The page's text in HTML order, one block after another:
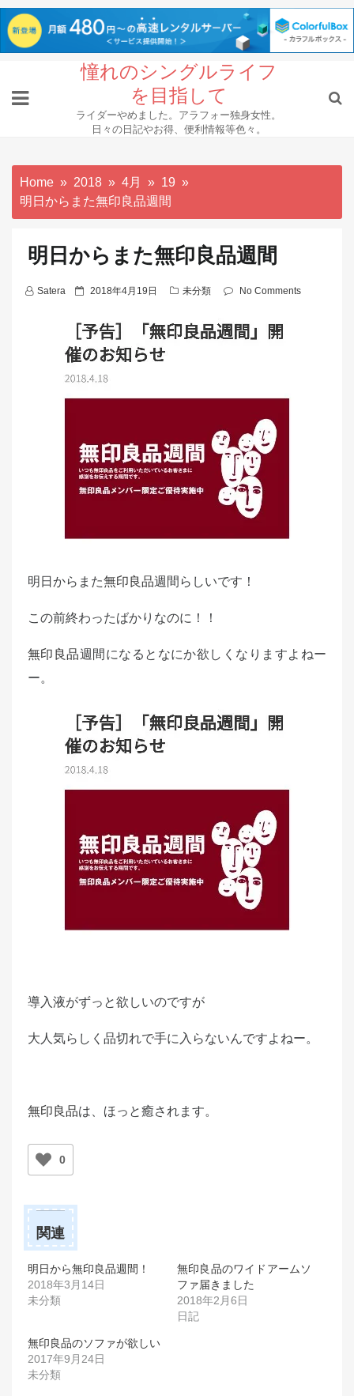
content
憧れのシングルライフ
を目指して
ライダーやめました。アラフォー独身女性。
日々の日記やお得、便利情報等色々。
Home 2018 4月
19
明日からまた無印良品週間
明日からまた無印良品週間
Satera
P
s
d
2018年4月19日 未分類 No Comments
明日からまた無印良品週間らしいです！
この前終わったばかりなのに！！
無印良品週間になるとなにか欲しくなりますよねー
ー。
導入液がずっと欲しいのですが
大人気らしく品切れで手に入らないんですよねー。
無印良品は、ほっと癒されます。
0
関連
明日から無印良品週間！
2018年3月14日
未分類
無印良品のワイドアームソ
ファ届きました
2018年2月6日
日記
無印良品のソファが欲しい
2017年9月24日
未分類